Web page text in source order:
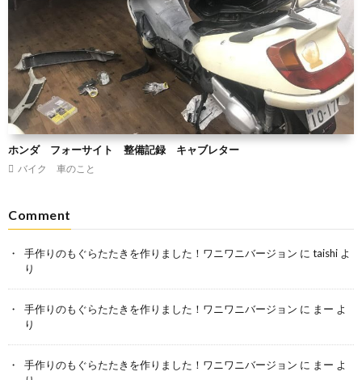
ホンダ フォーサイト 整備記録 キャブレター
バイク 車のこと
Comment
手作りのもぐらたたきを作りました！ワニワニバージョン に taishi よ
り
手作りのもぐらたたきを作りました！ワニワニバージョン に まー よ
り
手作りのもぐらたたきを作りました！ワニワニバージョン に まー よ